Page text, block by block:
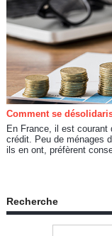
Comment se
En France, il est
crédit. Peu de ménages
ils en ont, préfèrent
Recherche